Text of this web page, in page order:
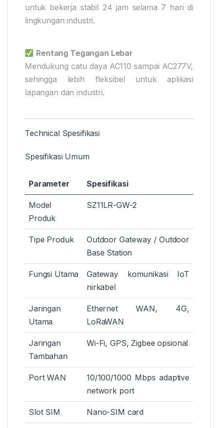
untuk bekerja stabil 24 jam selama 7 hari di
lingkungan industri.
Rentang Tegangan Lebar
Mendukung catu daya AC110 sampai AC277V,
sehingga lebih fleksibel untuk aplikasi
lapangan dan industri.
Technical Spesifikasi
Spesifikasi Umum
Parameter Spesifikasi
Model
Produk
SZ11LR-GW-2
Tipe Produk
Outdoor Gateway / Outdoor
Base Station
Fungsi Utama
Gateway komunikasi IoT
nirkabel
Jaringan
Utama
Ethernet WAN, 4G,
LoRaWAN
Jaringan
Tambahan
Wi-Fi, GPS, Zigbee opsional
Port WAN
10/100/1000 Mbps adaptive
network port
Slot SIM Nano-SIM card